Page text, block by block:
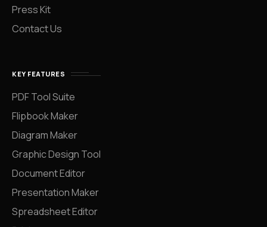
Press Kit
Contact Us
KEY FEATURES
PDF Tool Suite
Flipbook Maker
Diagram Maker
Graphic Design Tool
Document Editor
Presentation Maker
Spreadsheet Editor